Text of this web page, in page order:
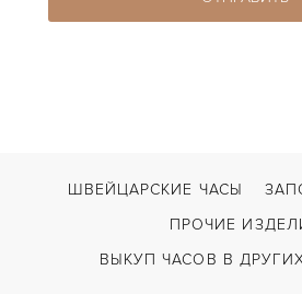
ШВЕЙЦАРСКИЕ ЧАСЫ
ПРОЧИЕ
ВЫКУП ЧАСОВ В